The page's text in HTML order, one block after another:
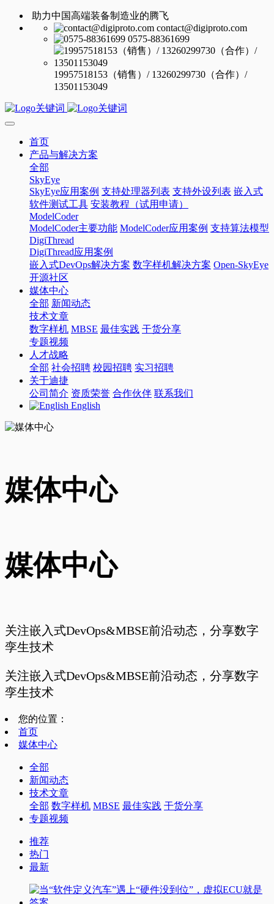
助力中国高端装备制造业的腾飞
contact@digiproto.com
0575-88361699
19957518153（销售）/ 13260299730（合作）/
13501153049
首页
产品与解决方案
全部
SkyEye
SkyEye应用案例 支持处理器列表 支持外设列表 嵌入式
软件测试工具 安装教程（试用申请）
ModelCoder
ModelCoder主要功能 ModelCoder应用案例 支持算法模型
DigiThread
DigiThread应用案例
嵌入式DevOps解决方案 数字样机解决方案 Open-SkyEye
开源社区
媒体中心
全部 新闻动态
技术文章
数字样机 MBSE 最佳实践 干货分享
专题视频
人才战略
全部 社会招聘 校园招聘 实习招聘
关于迪捷
公司简介 资质荣誉 合作伙伴 联系我们
English
媒体中心
媒体中心
关注嵌入式DevOps&MBSE前沿动态，分享数字
孪生技术
关注嵌入式DevOps&MBSE前沿动态，分享数字
孪生技术
您的位置：
首页
媒体中心
全部
新闻动态
技术文章
全部 数字样机 MBSE 最佳实践 干货分享
专题视频
推荐
热门
最新